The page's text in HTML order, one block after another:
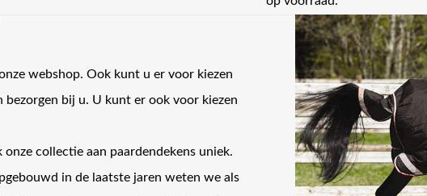
webshop. Ook kunt u er voor kiezen
bij u. U kunt er ook voor kiezen
collectie aan paardendekens uniek.
in de laatste jaren weten we als